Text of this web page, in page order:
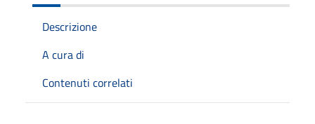
Descrizione
A cura di
Contenuti correlati